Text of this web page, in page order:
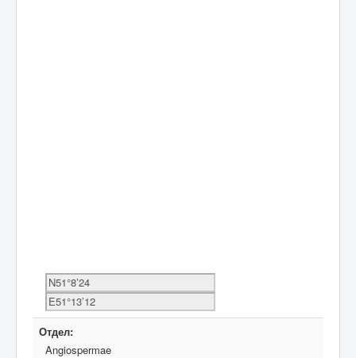
Отдел:
Angiospermae